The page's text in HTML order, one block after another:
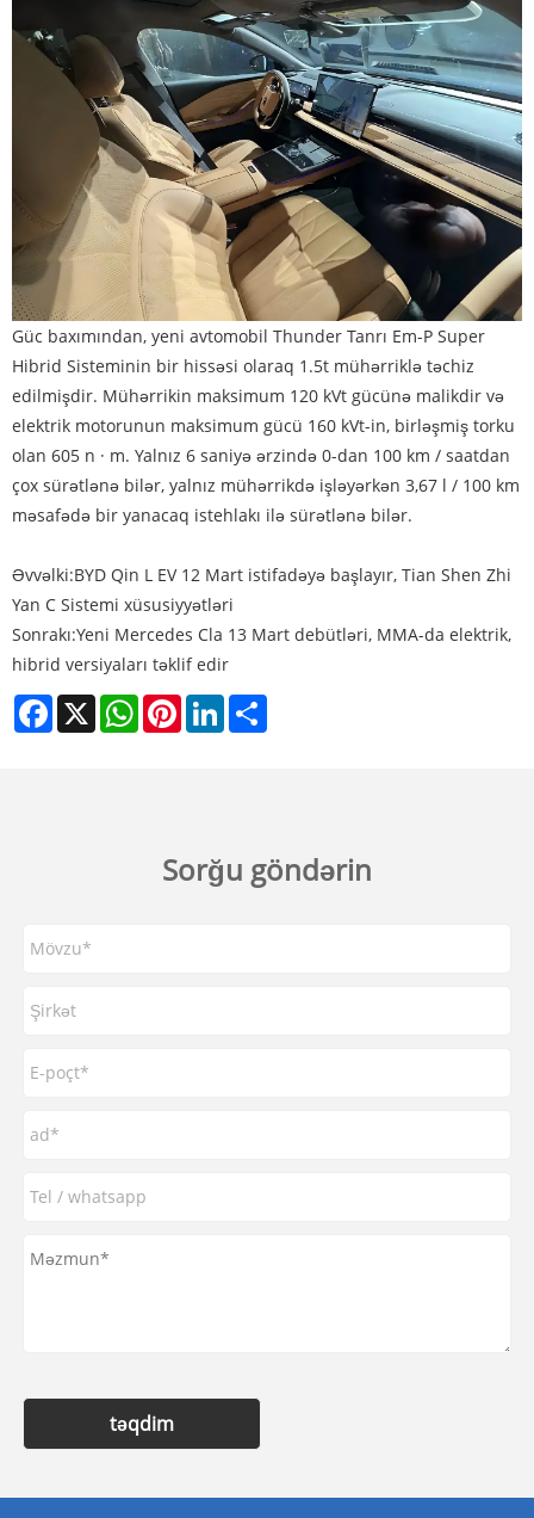
Güc baxımından, yeni avtomobil Thunder Tanrı Em-P Super
Hibrid Sisteminin bir hissəsi olaraq 1.5t mühərriklə təchiz
edilmişdir. Mühərrikin maksimum 120 kVt gücünə malikdir və
elektrik motorunun maksimum gücü 160 kVt-in, birləşmiş torku
olan 605 n · m. Yalnız 6 saniyə ərzində 0-dan 100 km / saatdan
çox sürətlənə bilər, yalnız mühərrikdə işləyərkən 3,67 l / 100 km
məsafədə bir yanacaq istehlakı ilə sürətlənə bilər.
Əvvəlki:BYD Qin L EV 12 Mart istifadəyə başlayır, Tian Shen Zhi
Yan C Sistemi xüsusiyyətləri
Sonrakı:Yeni Mercedes Cla 13 Mart debütləri, MMA-da elektrik,
hibrid versiyaları təklif edir
Facebook
X WhatsAppPinterestLinkedIn
Sorğu göndərin
təqdim